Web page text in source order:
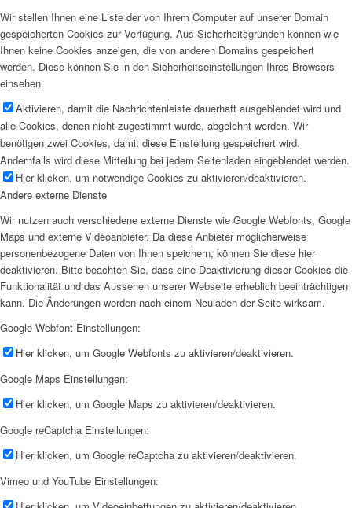
Wir stellen Ihnen eine Liste der von Ihrem Computer auf unserer Domain
gespeicherten Cookies zur Verfügung. Aus Sicherheitsgründen können wie
Ihnen keine Cookies anzeigen, die von anderen Domains gespeichert
werden. Diese können Sie in den Sicherheitseinstellungen Ihres Browsers
einsehen.
Aktivieren, damit die Nachrichtenleiste dauerhaft ausgeblendet wird und
alle Cookies, denen nicht zugestimmt wurde, abgelehnt werden. Wir
benötigen zwei Cookies, damit diese Einstellung gespeichert wird.
Andernfalls wird diese Mitteilung bei jedem Seitenladen eingeblendet werden.
Hier klicken, um notwendige Cookies zu aktivieren/deaktivieren.
Andere externe Dienste
Wir nutzen auch verschiedene externe Dienste wie Google Webfonts, Google
Maps und externe Videoanbieter. Da diese Anbieter möglicherweise
personenbezogene Daten von Ihnen speichern, können Sie diese hier
deaktivieren. Bitte beachten Sie, dass eine Deaktivierung dieser Cookies die
Funktionalität und das Aussehen unserer Webseite erheblich beeinträchtigen
kann. Die Änderungen werden nach einem Neuladen der Seite wirksam.
Google Webfont Einstellungen:
Hier klicken, um Google Webfonts zu aktivieren/deaktivieren.
Google Maps Einstellungen:
Hier klicken, um Google Maps zu aktivieren/deaktivieren.
Google reCaptcha Einstellungen:
Hier klicken, um Google reCaptcha zu aktivieren/deaktivieren.
Vimeo und YouTube Einstellungen: